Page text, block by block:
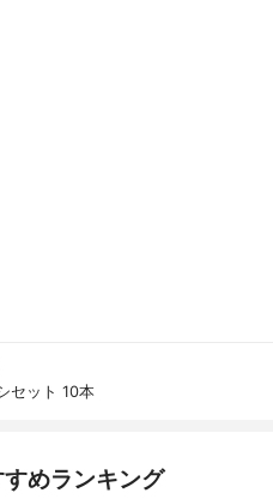
セット 10本
めランキング